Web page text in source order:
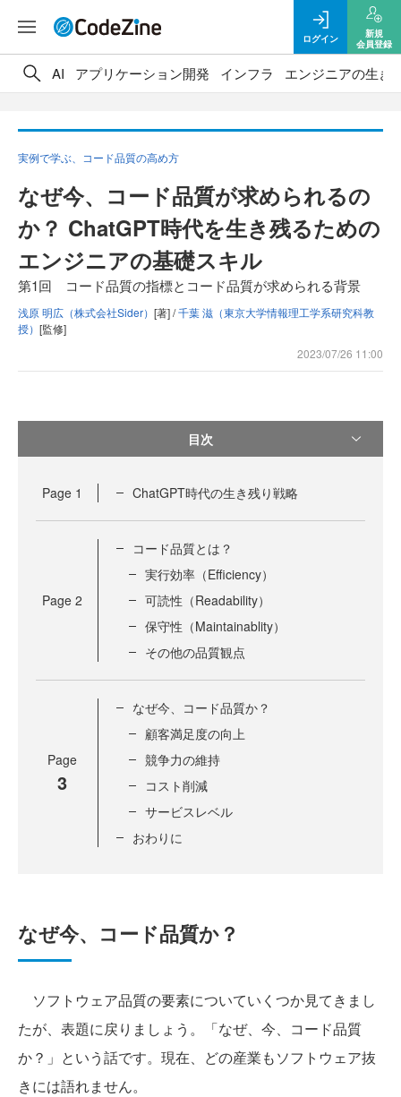
ログイン
新規
会員登録
AI アプリケーション開発 インフラ エンジニアの生き
実例で学ぶ、コード品質の高め方
なぜ今、コード品質が求められるの
か？ ChatGPT時代を生き残るための
エンジニアの基礎スキル
第1回 コード品質の指標とコード品質が求められる背景
浅原 明広（株式会社Sider） [著] /千葉 滋（東京大学情報理工学系研究科教
授） [監修]
2023/07/26 11:00
目次
Page 1 ChatGPT時代の生き残り戦略
Page 2
コード品質とは？
実行効率（Efficiency）
可読性（Readability）
保守性（Maintainablity）
その他の品質観点
Page
3
なぜ今、コード品質か？
顧客満足度の向上
競争力の維持
コスト削減
サービスレベル
おわりに
なぜ今、コード品質か？
ソフトウェア品質の要素についていくつか見てきまし
たが、表題に戻りましょう。「なぜ、今、コード品質
か？」という話です。現在、どの産業もソフトウェア抜
きには語れません。